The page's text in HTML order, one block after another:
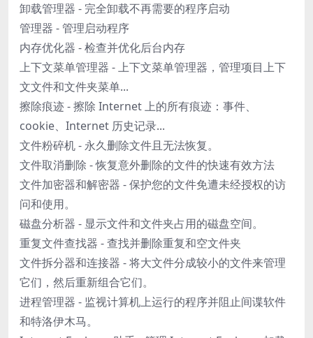
卸载管理器 - 完全卸载不再需要的程序启动
管理器 - 管理启动程序
内存优化器 - 检查并优化后台内存
上下文菜单管理器 - 上下文菜单管理器，管理项目上下
文文件和文件夹菜单...
擦除痕迹 - 擦除 Internet 上的所有痕迹：事件、
cookie、Internet 历史记录...
文件粉碎机 - 永久删除文件且无法恢复。
文件取消删除 - 恢复意外删除的文件的快速有效方法
文件加密器和解密器 - 保护您的文件免遭未经授权的访
问和使用。
磁盘分析器 - 显示文件和文件夹占用的磁盘空间。
重复文件查找器 - 查找并删除重复和空文件夹
文件拆分器和连接器 - 将大文件分成较小的文件来管理
它们，然后重新组合它们。
进程管理器 - 监视计算机上运行的程序并阻止间谍软件
和特洛伊木马。